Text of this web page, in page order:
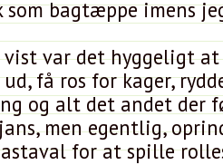
som bagtæppe imens
vist var det hyggeligt at
få ros for kager,
og alt det andet der
men egentlig,
for at spille